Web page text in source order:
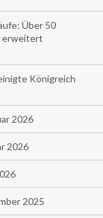
Über 50
erweitert
Königreich
2026
2026
2025